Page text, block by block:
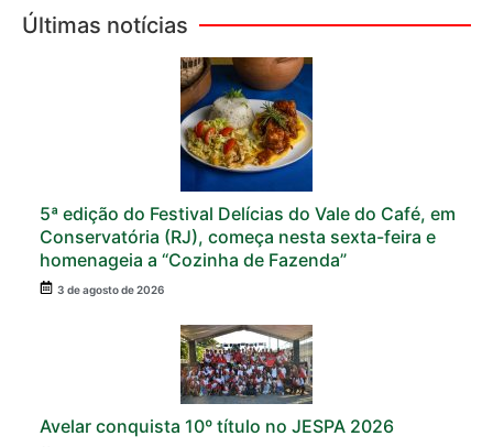
Últimas notícias
5ª edição do Festival Delícias do Vale do Café, em
Conservatória (RJ), começa nesta sexta-feira e
homenageia a “Cozinha de Fazenda”
3 de agosto de 2026
Avelar conquista 10º título no JESPA 2026